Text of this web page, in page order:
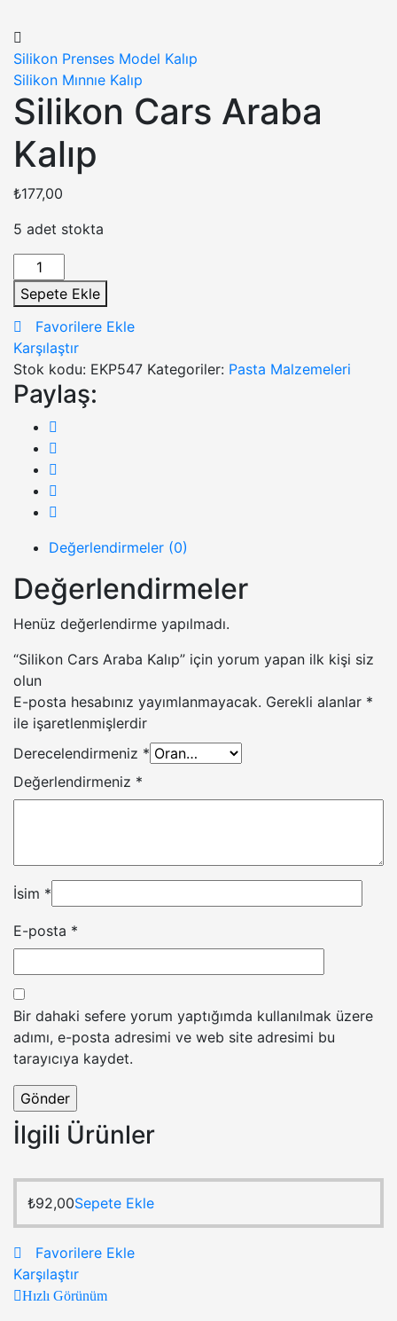
Silikon Prenses Model Kalıp
Silikon Mınnıe Kalıp
Silikon Cars Araba
Kalıp
₺177,00
5 adet stokta
Silikon
Cars
Araba
Kalıp
adet
Sepete Ekle
Favorilere Ekle
Karşılaştır
Stok kodu: EKP547 Kategoriler: Pasta Malzemeleri
Paylaş:
Değerlendirmeler (0)
Değerlendirmeler
Henüz değerlendirme yapılmadı.
“Silikon Cars Araba Kalıp” için yorum yapan ilk kişi siz
olun
E-posta hesabınız yayımlanmayacak. Gerekli alanlar *
ile işaretlenmişlerdir
Derecelendirmeniz *
Değerlendirmeniz *
İsim *
E-posta *
Bir dahaki sefere yorum yaptığımda kullanılmak üzere
adımı, e-posta adresimi ve web site adresimi bu
tarayıcıya kaydet.
İlgili Ürünler
₺92,00Sepete Ekle
Favorilere Ekle
Karşılaştır
Hızlı Görünüm